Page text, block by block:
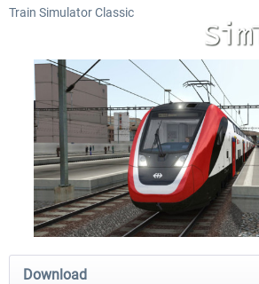
ICE 4 (BR 412)
Train Simulator Classic
Download